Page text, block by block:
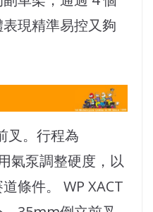
現精準易控又夠
叉。行程為
氣泵調整硬度，以
條件。 WP XACT